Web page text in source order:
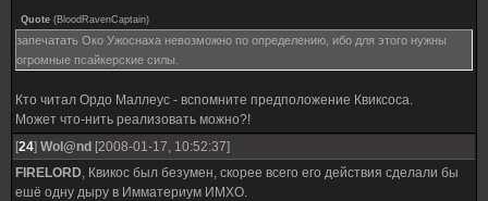
Quote (BloodRavenCaptain)
запечатать Око Ужоснаха невозможно по определению, ибо для этого нужны
огромные псайкерские силы.
Кто читал Ордо Маллеус - вспомните предположение Квиксоса.
Может что-нить реализовать можно?!
[24] Wol@nd [2008-01-17, 10:52:37]
FIRELORD, Квикос был безумен, скорее всего его действия сделали бы
ешё одну дыру в Имматериум ИМХО.